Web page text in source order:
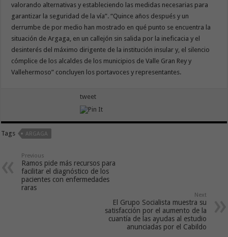
valorando alternativas y estableciendo las medidas necesarias para
garantizar la seguridad de la vía”. “Quince años después y un
derrumbe de por medio han mostrado en qué punto se encuentra la
situación de Argaga, en un callejón sin salida por la ineficacia y el
desinterés del máximo dirigente de la institución insular y, el silencio
cómplice de los alcaldes de los municipios de Valle Gran Rey y
Vallehermoso” concluyen los portavoces y representantes.
tweet
Tags ARGAGA
Previous
Ramos pide más recursos para
facilitar el diagnóstico de los
pacientes con enfermedades
raras
Next
El Grupo Socialista muestra su
satisfacción por el aumento de la
cuantía de las ayudas al estudio
anunciadas por el Cabildo